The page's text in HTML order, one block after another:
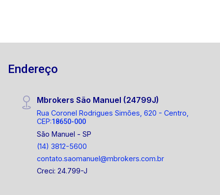
Endereço
Mbrokers São Manuel (24799J)
Rua Coronel Rodrigues Simões, 620 - Centro,
CEP:18650-000
São Manuel - SP
(14) 3812-5600
contato.saomanuel@mbrokers.com.br
Creci: 24.799-J